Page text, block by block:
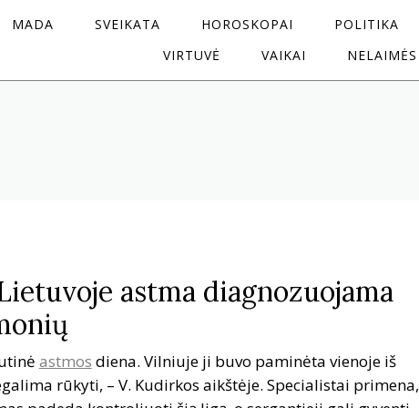
MADA SVEIKATA HOROSKOPAI POLITIKA
VIRTUVĖ
VAIKAI NELAIMĖS
astma diagnozuojama
astmos diena. Vilniuje ji buvo paminėta vienoje iš
rūkyti, – V. Kudirkos aikštėje. Specialistai primena,